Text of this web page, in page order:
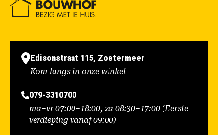
Edisonstraat 115, Zoetermeer
Kom langs in onze winkel
079-3310700
ma–vr 07:00–18:00, za 08:30–17:00 (Eerste
verdieping vanaf 09:00)